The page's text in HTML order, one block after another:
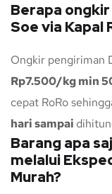
Berapa
Soe via Kapal
Ongkir pengiriman
Rp7.500/kg min
cepat RoRo
hari sampai
Barang apa
melalui
Murah?